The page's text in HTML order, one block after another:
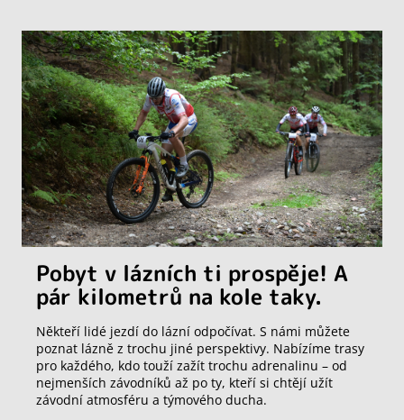
Pobyt v lázních ti prospěje! A
pár kilometrů na kole taky.
Někteří lidé jezdí do lázní odpočívat. S námi můžete
poznat lázně z trochu jiné perspektivy. Nabízíme trasy
pro každého, kdo touží zažít trochu adrenalinu – od
nejmenších závodníků až po ty, kteří si chtějí užít
závodní atmosféru a týmového ducha.